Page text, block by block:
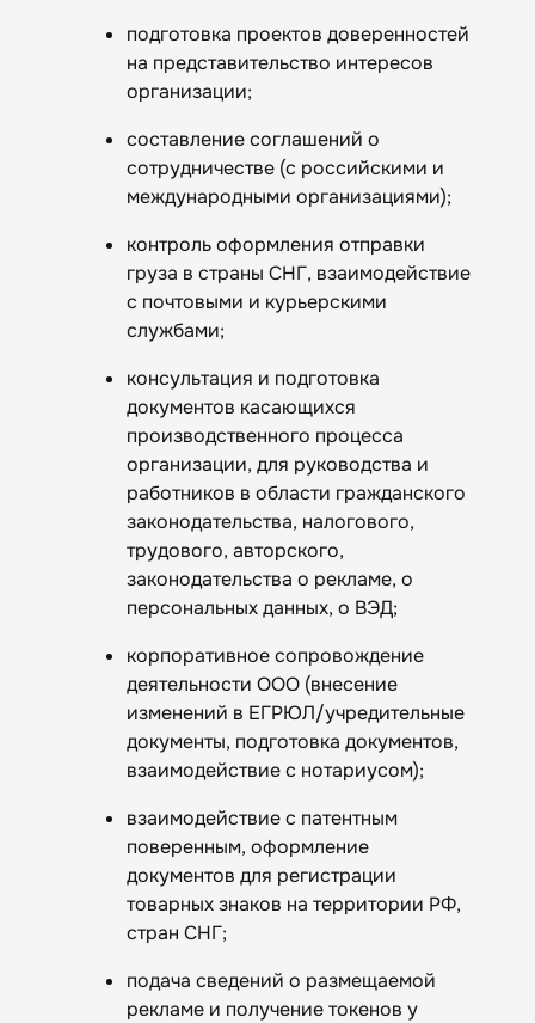
подготовка проектов доверенностей
на представительство интересов
организации;
составление соглашений о
сотрудничестве (с российскими и
международными организациями);
контроль оформления отправки
груза в страны СНГ, взаимодействие
с почтовыми и курьерскими
службами;
консультация и подготовка
документов касающихся
производственного процесса
организации, для руководства и
работников в области гражданского
законодательства, налогового,
трудового, авторского,
законодательства о рекламе, о
персональных данных, о ВЭД;
корпоративное сопровождение
деятельности ООО (внесение
изменений в ЕГРЮЛ/учредительные
документы, подготовка документов,
взаимодействие с нотариусом);
взаимодействие с патентным
поверенным, оформление
документов для регистрации
товарных знаков на территории РФ,
стран СНГ;
подача сведений о размещаемой
рекламе и получение токенов у